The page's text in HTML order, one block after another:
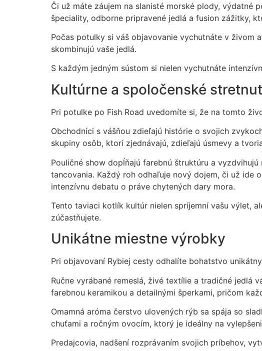
Či už máte záujem na slanisté morské plody, výdatné
špeciality, odborne pripravené jedlá a fusion zážitky,
Počas potulky si váš objavovanie vychutnáte v živom
skombinujú vaše jedlá.
S každým jedným sústom si nielen vychutnáte
Kultúrne a spoločenské
Pri potulke po Fish Road uvedomíte si, že na tomto
Obchodníci s vášňou zdieľajú histórie o svojich
skupiny osôb, ktorí zjednávajú, zdieľajú úsmevy a
Pouličné show dopĺňajú farebnú štruktúru a
tancovania. Každý roh odhaľuje nový dojem, či už ide
intenzívnu debatu o práve chytených dary mora.
Tento taviaci kotlík kultúr nielen spríjemní vašu výlet,
zúčastňujete.
Unikátne miestne výrobky
Pri objavovaní Rybiej cesty odhalíte bohatstvo
Ručne vyrábané remeslá, živé textílie a tradičné jedlá
farebnou keramikou a detailnými šperkami, pričom
Omamná aróma čerstvo ulovených rýb sa spája so
chuťami a ročným ovocím, ktorý je ideálny na
Predajcovia, nadšení rozprávaním svojich príbehov,